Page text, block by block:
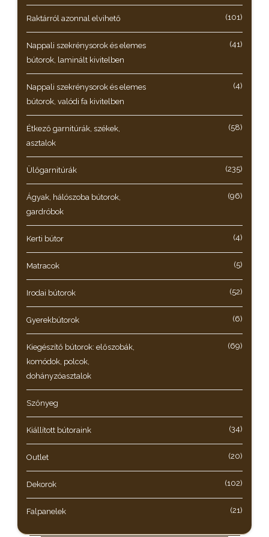
Raktárról azonnal elvihető (101)
Nappali szekrénysorok és elemes
bútorok, laminált kivitelben
(41)
Nappali szekrénysorok és elemes
bútorok, valódi fa kivitelben
(4)
Étkező garnitúrák, székek,
asztalok
(58)
Ülőgarnitúrák (235)
Ágyak, hálószoba bútorok,
gardróbok
(96)
Kerti bútor (4)
Matracok (5)
Irodai bútorok (52)
Gyerekbútorok (6)
Kiegészítő bútorok: előszobák,
komódok, polcok,
dohányzóasztalok
(69)
Szőnyeg
Kiállított bútoraink (34)
Outlet (20)
Dekorok (102)
Falpanelek (21)